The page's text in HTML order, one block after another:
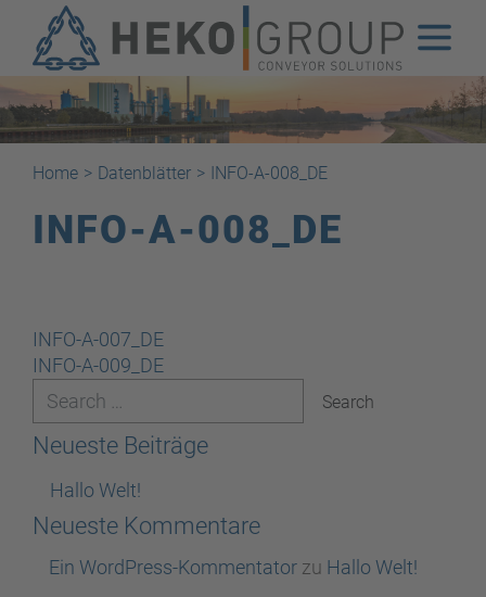
Home > Datenblätter > INFO-A-008_DE
INFO-A-008_DE
Beitragsnavigation
INFO-A-007_DE
INFO-A-009_DE
Neueste Beiträge
Hallo Welt!
Neueste Kommentare
Ein WordPress-Kommentator zu Hallo Welt!